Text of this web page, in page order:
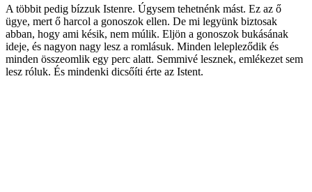
A többit pedig bízzuk Istenre. Úgysem tehetnénk mást. Ez az ő
ügye, mert ő harcol a gonoszok ellen. De mi legyünk biztosak
abban, hogy ami késik, nem múlik. Eljön a gonoszok bukásának
ideje, és nagyon nagy lesz a romlásuk. Minden lelepleződik és
minden összeomlik egy perc alatt. Semmivé lesznek, emlékezet sem
lesz róluk. És mindenki dicsőíti érte az Istent.